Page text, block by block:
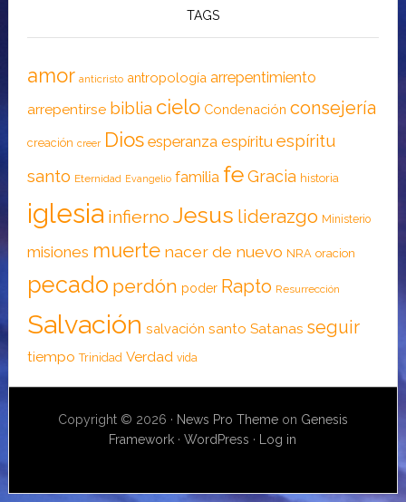
TAGS
amor anticristo antropología arrepentimiento
arrepentirse biblia cielo Condenación consejería
creación creer Dios esperanza espíritu espíritu
santo Eternidad Evangelio familia feGracia historia
iglesia infierno Jesus liderazgo Ministerio
misiones muerte nacer de nuevo NRA oracion
pecado perdón poder Rapto Resurrección
Salvación salvación santo Satanas seguir
tiempo Trinidad Verdad vida
Copyright © 2026 · News Pro Themeon Genesis
Framework ·WordPress · Log in